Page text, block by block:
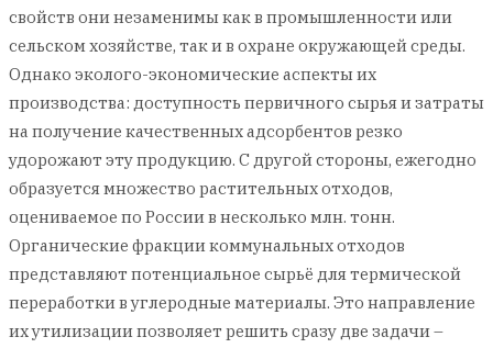
свойств они незаменимы как в промышленности или
сельском хозяйстве, так и в охране окружающей среды.
Однако эколого-экономические аспекты их
производства: доступность первичного сырья и затраты
на получение качественных адсорбентов резко
удорожают эту продукцию. С другой стороны, ежегодно
образуется множество растительных отходов,
оцениваемое по России в несколько млн. тонн.
Органические фракции коммунальных отходов
представляют потенциальное сырьё для термической
переработки в углеродные материалы. Это направление
их утилизации позволяет решить сразу две задачи –